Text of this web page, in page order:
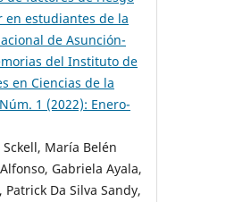
en estudiantes de la
de Asunción-
del Instituto de
en Ciencias de la
1 (2022): Enero-
María Belén
Gabriela Ayala,
Patrick Da Silva Sandy,